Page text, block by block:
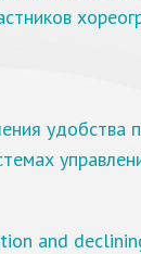
удобства
and